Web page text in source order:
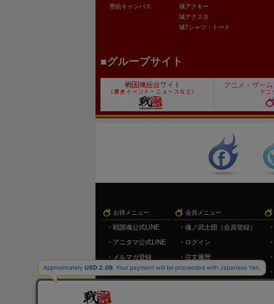
墨絵キャンバス
城アクキー
城アクスタ
城Tシャツ・トート
グループサイト
お得メニュー
戦国魂公式LINE
アニタマ公式LINE
メルマガ登録
キャンペーン情報
会員メニュー
魂ノ武士団（会員登録）
ログイン
注文履歴
お気に入り